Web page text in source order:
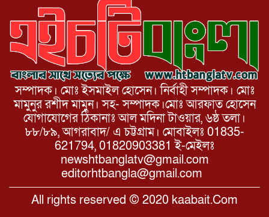
সম্পাদক। মোঃ ইসমাইল হোসেন। নির্বাহী সম্পাদক। মোঃ
মামুনুর রশীদ মামুন। সহ- সম্পাদক।মোঃ আরফাত হোসেন
যোগাযোগের ঠিকানাঃ আল মদিনা টাওয়ার, ৬ষ্ঠ তলা।
৮৮/৮৯, আগরাবাদ/ এ চট্টগ্রাম। মোবাইলঃ 01835-
621794, 01820903381 ই-মেইলঃ
newshtbanglatv@gmail.com
editorhtbangla@gmail.com
All rights reserved © 2020 kaabait.Com